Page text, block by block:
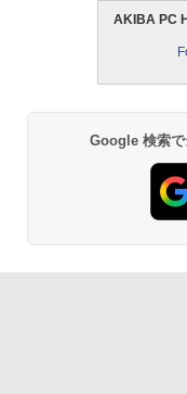
AKIBA PC
Google 検索で